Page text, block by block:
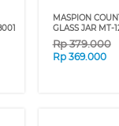
MASPION
GLASS JAR MT-
Rp379.000
Rp 369.000